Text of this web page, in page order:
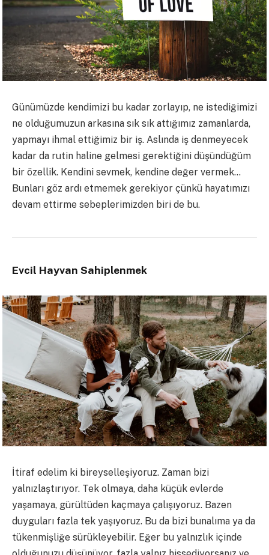
Günümüzde kendimizi bu kadar zorlayıp, ne istediğimizi
ne olduğumuzun arkasına sık sık attığımız zamanlarda,
yapmayı ihmal ettiğimiz bir iş. Aslında iş denmeyecek
kadar da rutin haline gelmesi gerektiğini düşündüğüm
bir özellik. Kendini sevmek, kendine değer vermek…
Bunları göz ardı etmemek gerekiyor çünkü hayatımızı
devam ettirme sebeplerimizden biri de bu.
Evcil Hayvan Sahiplenmek
İtiraf edelim ki bireyselleşiyoruz. Zaman bizi
yalnızlaştırıyor. Tek olmaya, daha küçük evlerde
yaşamaya, gürültüden kaçmaya çalışıyoruz. Bazen
duyguları fazla tek yaşıyoruz. Bu da bizi bunalıma ya da
tükenmişliğe sürükleyebilir. Eğer bu yalnızlık içinde